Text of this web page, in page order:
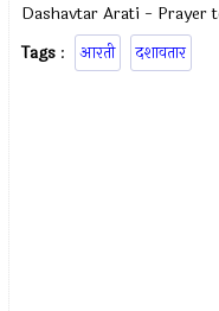
Dashavtar Arati - Prayer
Tags : आरती दशावतार